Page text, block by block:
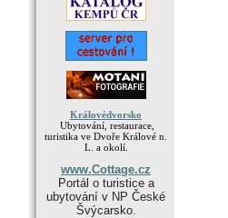
Královédvorsko
Ubytování, restaurace,
turistika ve Dvoře Králové n.
L. a okolí.
www.Cottage.cz
Portál o turistice a
ubytování v NP České
Švýcarsko.